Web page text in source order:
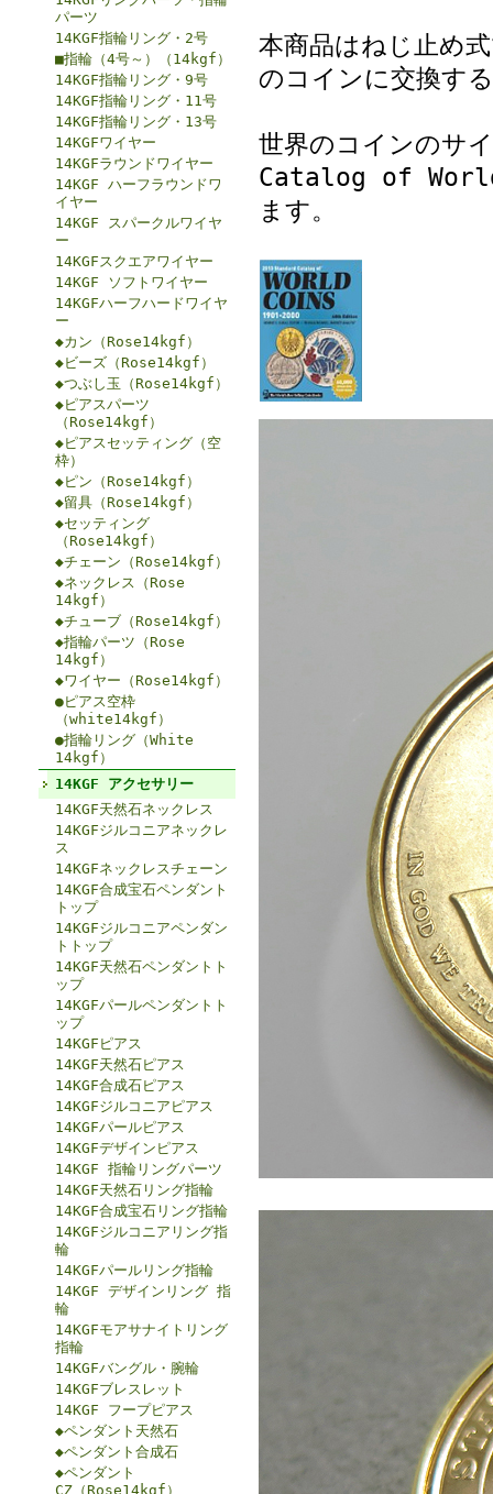
パーツ
14KGF指輪リング・2号
■指輪（4号～）（14kgf）
14KGF指輪リング・9号
14KGF指輪リング・11号
14KGF指輪リング・13号
14KGFワイヤー
14KGFラウンドワイヤー
14KGF ハーフラウンドワ
イヤー
14KGF スパークルワイヤ
ー
14KGFスクエアワイヤー
14KGF ソフトワイヤー
14KGFハーフハードワイヤ
ー
◆カン（Rose14kgf）
◆ビーズ（Rose14kgf）
◆つぶし玉（Rose14kgf）
◆ピアスパーツ
（Rose14kgf）
◆ピアスセッティング（空
枠）
◆ピン（Rose14kgf）
◆留具（Rose14kgf）
◆セッティング
（Rose14kgf）
◆チェーン（Rose14kgf）
◆ネックレス（Rose
14kgf）
◆チューブ（Rose14kgf）
◆指輪パーツ（Rose
14kgf）
◆ワイヤー（Rose14kgf）
●ピアス空枠
（white14kgf）
●指輪リング（White
14kgf）
14KGF アクセサリー
14KGF天然石ネックレス
14KGFジルコニアネックレ
ス
14KGFネックレスチェーン
14KGF合成宝石ペンダント
トップ
14KGFジルコニアペンダン
トトップ
14KGF天然石ペンダントト
ップ
14KGFパールペンダントト
ップ
14KGFピアス
14KGF天然石ピアス
14KGF合成石ピアス
14KGFジルコニアピアス
14KGFパールピアス
14KGFデザインピアス
14KGF 指輪リングパーツ
14KGF天然石リング指輪
14KGF合成宝石リング指輪
14KGFジルコニアリング指
輪
14KGFパールリング指輪
14KGF デザインリング 指
輪
14KGFモアサナイトリング
指輪
14KGFバングル・腕輪
14KGFブレスレット
14KGF フープピアス
◆ペンダント天然石
◆ペンダント合成石
◆ペンダント
CZ（Rose14kgf）
本商品はねじ止め
のコインに交換す
世界のコインのサ
Catalog of World
ます。